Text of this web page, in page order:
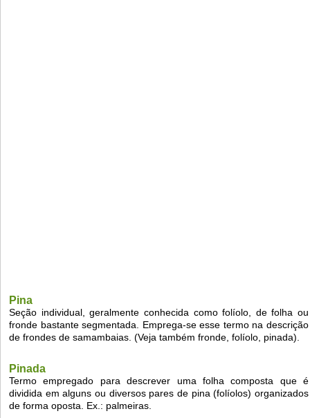
Pina
Seção individual, geralmente conhecida como folíolo, de folha ou
fronde bastante segmentada. Emprega-se esse termo na descrição
de frondes de samambaias. (Veja também fronde, folíolo, pinada).
Pinada
Termo empregado para descrever uma folha composta que é
dividida em alguns ou diversos pares de pina (folíolos) organizados
de forma oposta. Ex.: palmeiras.